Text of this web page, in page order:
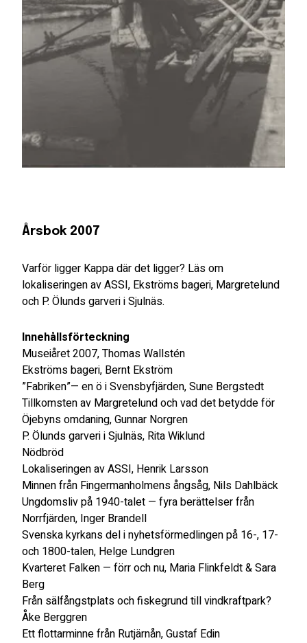
Årsbok 2007
Varför ligger Kappa där det ligger? Läs om
lokaliseringen av ASSI, Ekströms bageri, Margretelund
och P. Ölunds garveri i Sjulnäs.
Innehållsförteckning
Museiåret 2007, Thomas Wallstén
Ekströms bageri, Bernt Ekström
”Fabriken”— en ö i Svensbyfjärden, Sune Bergstedt
Tillkomsten av Margretelund och vad det betydde för
Öjebyns omdaning, Gunnar Norgren
P. Ölunds garveri i Sjulnäs, Rita Wiklund
Nödbröd
Lokaliseringen av ASSI, Henrik Larsson
Minnen från Fingermanholmens ångsåg, Nils Dahlbäck
Ungdomsliv på 1940-talet — fyra berättelser från
Norrfjärden, Inger Brandell
Svenska kyrkans del i nyhetsförmedlingen på 16-, 17-
och 1800-talen, Helge Lundgren
Kvarteret Falken — förr och nu, Maria Flinkfeldt & Sara
Berg
Från sälfångstplats och fiskegrund till vindkraftpark?
Åke Berggren
Ett flottarminne från Rutjärnån, Gustaf Edin